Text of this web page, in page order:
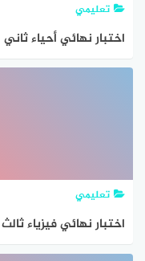
تعليمي
اختبار نهائي أحياء ثاني
ثانوي مسارات الفصل
تعليمي
اختبار نهائي فيزياء ثالث
ثانوي مسارات الفصل